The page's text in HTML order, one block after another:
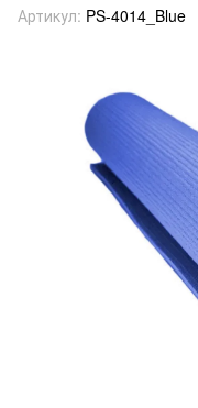
Артикул: PS-4014_Blue